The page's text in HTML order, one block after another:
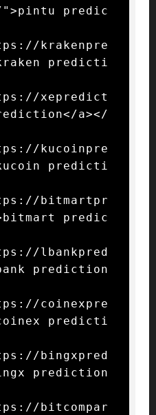
predic
krakenpre
predicti
xepredict
a></
kucoinpre
predicti
bitmartpr
predic
lbankpred
prediction
coinexpre
predicti
bingxpred
prediction
bitcompar